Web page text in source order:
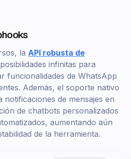
la API robusta de
infinitas para
funcionalidades de WhatsApp
Además, el soporte nativo
notificaciones de mensajes en
de chatbots personalizados
aumentando aún
de la herramienta.